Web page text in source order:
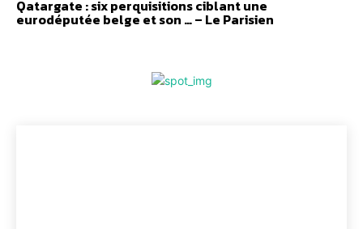
Qatargate : six perquisitions ciblant une
eurodéputée belge et son … – Le Parisien